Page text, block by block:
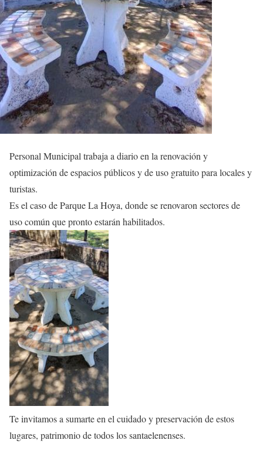
Personal Municipal trabaja a diario en la renovación y
optimización de espacios públicos y de uso gratuito para locales y
turistas.
Es el caso de Parque La Hoya, donde se renovaron sectores de
uso común que pronto estarán habilitados.
Te invitamos a sumarte en el cuidado y preservación de estos
lugares, patrimonio de todos los santaelenenses.